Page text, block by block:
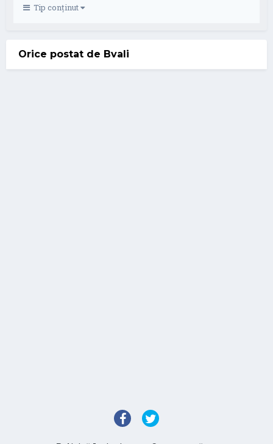
Tip conținut
Orice postat de Bvali